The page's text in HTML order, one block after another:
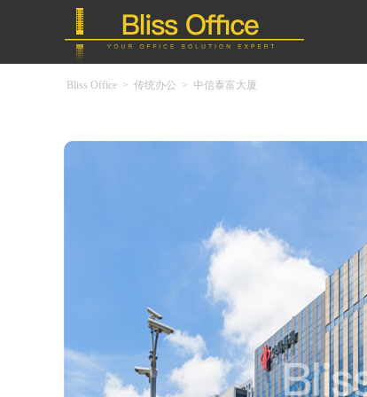
Bliss Office > 传统办公 > 中信泰富大厦